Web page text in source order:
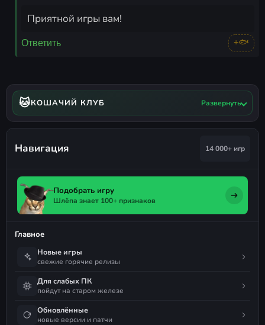
Приятной игры вам!
Ответить +🐟
🐱КОШАЧИЙ КЛУБ Развернуть
Навигация 14 000+ игр
Подобрать игру
Шлёпа знает 100+ признаков
Главное
Новые игры
свежие горячие релизы
Для слабых ПК
пойдут на старом железе
Обновлённые
новые версии и патчи